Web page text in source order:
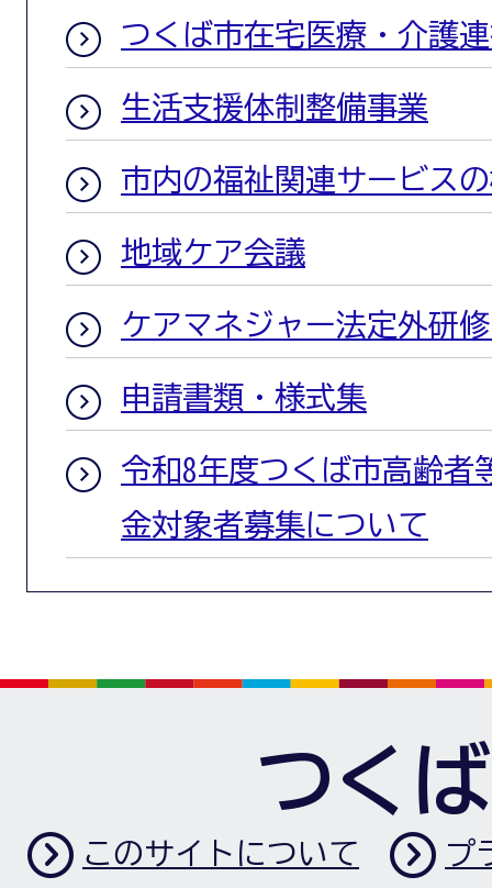
つくば市在宅医療・介護
生活支援体制整備事業
市内の福祉関連サービス
地域ケア会議
ケアマネジャー法定外研
申請書類・様式集
令和8年度つくば市高齢者
金対象者募集について
つく
このサイトについて プ